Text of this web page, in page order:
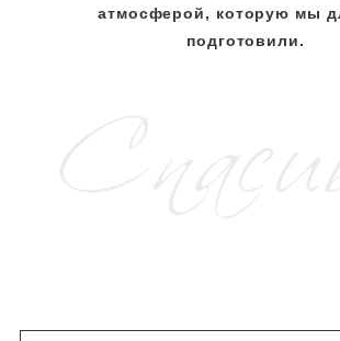
атмосферой, которую мы
подготовили.